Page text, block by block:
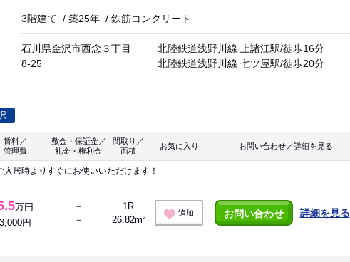
3階建て /築25年 /鉄筋コンクリート
石川県金沢市西念３丁目
8-25
北陸鉄道浅野川線 上諸江駅/徒歩16分
北陸鉄道浅野川線 七ツ屋駅/徒歩20分
賃料／
管理費
敷金・保証金／
礼金・権利金
間取り／
面積
お気に入り お問い合わせ／詳細を見る
居時よりすぐにお使いいただけます！
万円
3,000円
－
－
1R
26.82m²
追加 お問い合わせ 詳細を見る